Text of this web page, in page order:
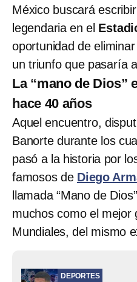
México buscará
legendaria en el
oportunidad de
un triunfo que pasaría
La “mano de Dios”
hace 40 años
Aquel encuentro,
Banorte durante los
pasó a la historia por
famosos de Diego
llamada “Mano de
muchos como el mejor
Mundiales, del mismo
DEPORTES